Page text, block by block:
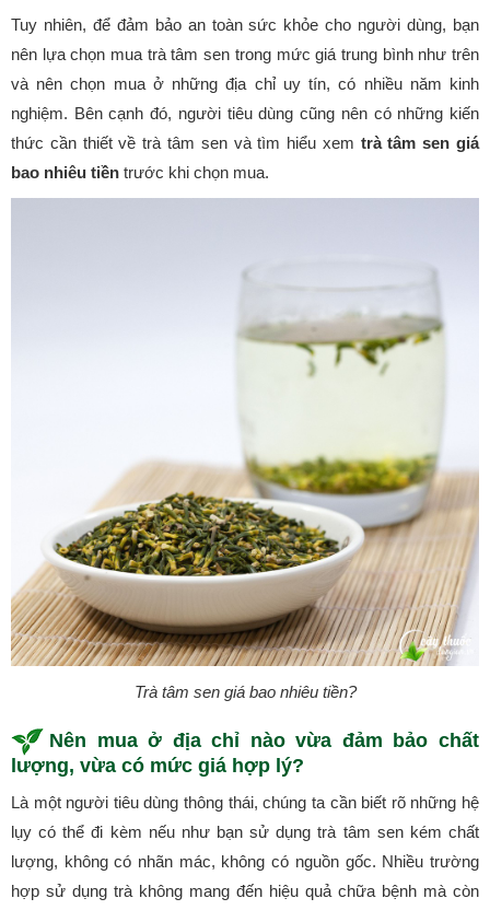
Tuy nhiên, để đảm bảo an toàn sức khỏe cho người dùng, bạn
nên lựa chọn mua trà tâm sen trong mức giá trung bình như trên
và nên chọn mua ở những địa chỉ uy tín, có nhiều năm kinh
nghiệm. Bên cạnh đó, người tiêu dùng cũng nên có những kiến
thức cần thiết về trà tâm sen và tìm hiểu xem trà tâm sen giá
bao nhiêu tiền trước khi chọn mua.
Trà tâm sen giá bao nhiêu tiền?
Nên mua ở địa chỉ nào vừa đảm bảo chất
lượng, vừa có mức giá hợp lý?
Là một người tiêu dùng thông thái, chúng ta cần biết rõ những hệ
lụy có thể đi kèm nếu như bạn sử dụng trà tâm sen kém chất
lượng, không có nhãn mác, không có nguồn gốc. Nhiều trường
hợp sử dụng trà không mang đến hiệu quả chữa bệnh mà còn